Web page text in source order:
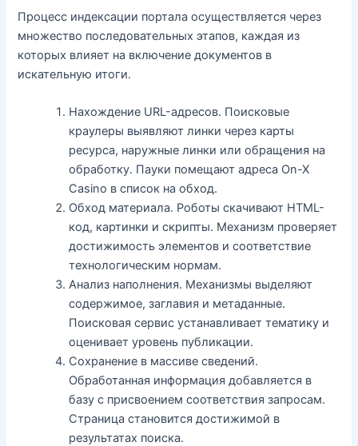
Процесс индексации портала осуществляется через
множество последовательных этапов, каждая из
которых влияет на включение документов в
искательную итоги.
Нахождение URL-адресов. Поисковые
краулеры выявляют линки через карты
ресурса, наружные линки или обращения на
обработку. Пауки помещают адреса On-X
Casino в список на обход.
Обход материала. Роботы скачивают HTML-
код, картинки и скрипты. Механизм проверяет
достижимость элементов и соответствие
технологическим нормам.
Анализ наполнения. Механизмы выделяют
содержимое, заглавия и метаданные.
Поисковая сервис устанавливает тематику и
оценивает уровень публикации.
Сохранение в массиве сведений.
Обработанная информация добавляется в
базу с присвоением соответствия запросам.
Страница становится достижимой в
результатах поиска.